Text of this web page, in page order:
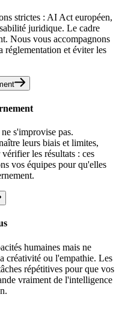
strictes : AI Act européen,
juridique. Le cadre
Nous vous accompagnons
et éviter les
s'improvise pas.
leurs biais et limites,
les résultats : ces
vos équipes pour qu'elles
humaines mais ne
créativité ou l'empathie. Les
répétitives pour que vos
vraiment de l'intelligence